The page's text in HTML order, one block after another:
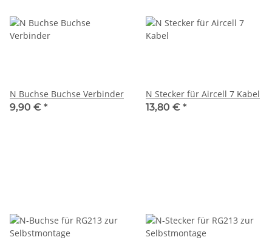
N Buchse Buchse Verbinder
9,90 € *
N Stecker für Aircell 7 Kabel
13,80 € *